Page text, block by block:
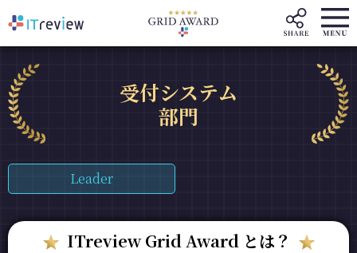
受付システム
部門
Leader
ITreview Grid Award とは？